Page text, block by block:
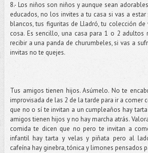
8.- Los niños son niños y aunque sean
educados, no los invites a tu casa si vas a
blancos, tus figuritas de Lladró, tu colección
cosa. Es sencillo, una casa para 1 o 2 adultos
recibir a una panda de churumbeles, si vas a
invitas no te quejes.
Tus amigos tienen hijos. Asúmelo. No te
improvisada de las 2 de la tarde para ir a comer
que no o sí te invitan a un cumpleaños hay
amigos tienen hijos y no hay marcha atrás.
comida te dicen que no pero te invitan a
infantil hay tarta y velas y piñata pero al
cafeína hay ginebra, tónica y limones pensados